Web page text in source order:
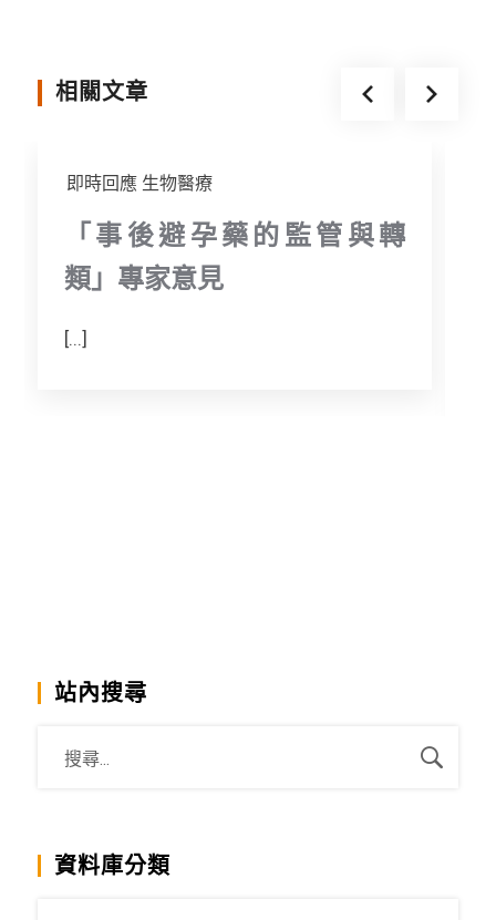
相關文章
即時回應 生物醫療
「事後避孕藥的監管與轉
類」專家意見
[...]
站內搜尋
資料庫分類